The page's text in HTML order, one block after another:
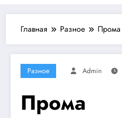
Главная Разное Прома
Разное Admin
Прома